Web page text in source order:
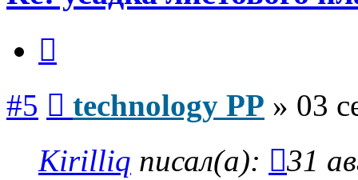
#5 technology PP » 03
Kirilliq писал(а):
31